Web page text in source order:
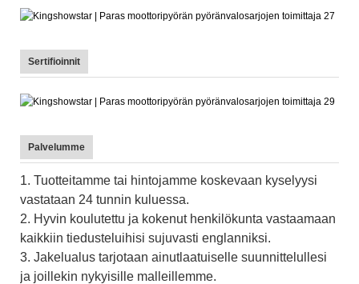
Sertifioinnit
Palvelumme
1. Tuotteitamme tai hintojamme koskevaan kyselyysi
vastataan 24 tunnin kuluessa.
2. Hyvin koulutettu ja kokenut henkilökunta vastaamaan
kaikkiin tiedusteluihisi sujuvasti englanniksi.
3. Jakelualus tarjotaan ainutlaatuiselle suunnittelullesi
ja joillekin nykyisille malleillemme.